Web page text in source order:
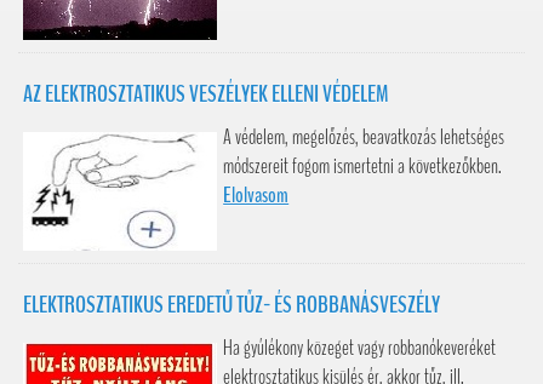
AZ ELEKTROSZTATIKUS VESZÉLYEK ELLENI VÉDELEM
A védelem, megelőzés, beavatkozás lehetséges
módszereit fogom ismertetni a következőkben.
Elolvasom
ELEKTROSZTATIKUS EREDETŰ TŰZ- ÉS ROBBANÁSVESZÉLY
Ha gyúlékony közeget vagy robbanókeveréket
elektrosztatikus kisülés ér, akkor tűz, ill.